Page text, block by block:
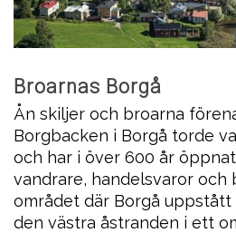
Broarnas Borgå
Ån skiljer och broarna
Borgbacken i Borgå torde
och har i över 600 år
vandrare, handelsvaror och
området där Borgå uppstått
den västra åstranden i ett